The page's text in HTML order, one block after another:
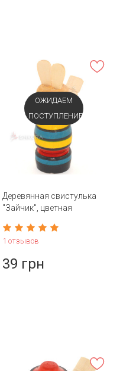
ОЖИДАЕМ
ПОСТУПЛЕНИЕ
Деревянная свистулька
"Зайчик", цветная
1 отзывов
39 грн